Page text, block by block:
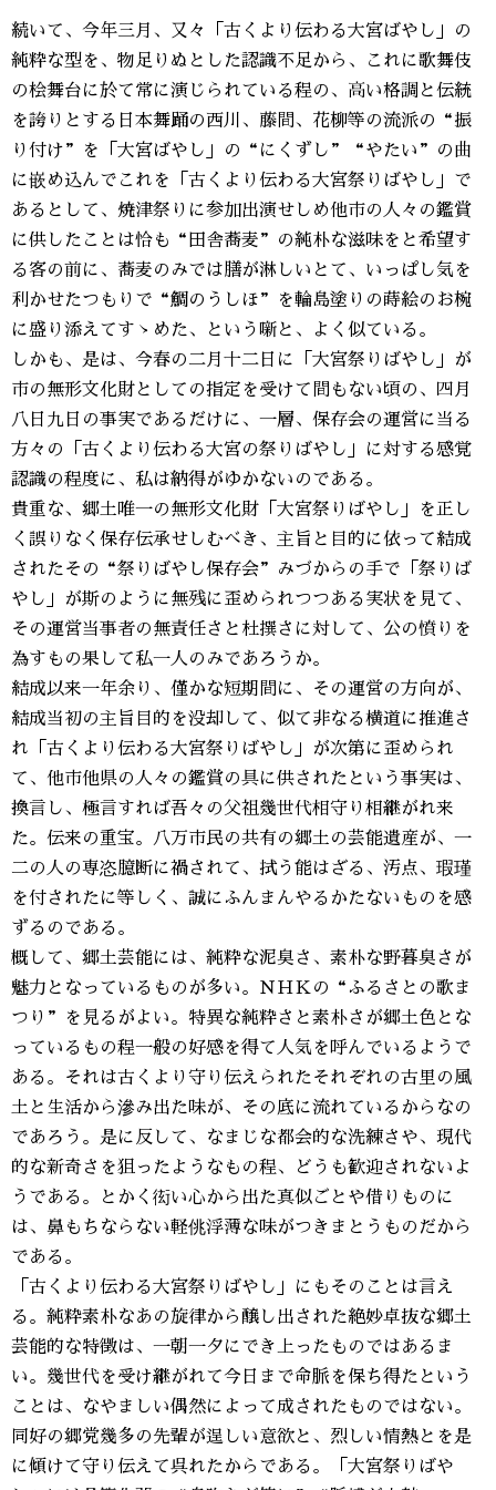
続いて、今年三月、又々「古くより伝わる大宮ばやし」の
純粋な型を、物足りぬとした認識不足から、これに歌舞伎
の桧舞台に於て常に演じられている程の、高い格調と伝統
を誇りとする日本舞踊の西川、藤間、花柳等の流派の“振
り付け”を「大宮ばやし」の“にくずし”“やたい”の曲
に嵌め込んでこれを「古くより伝わる大宮祭りばやし」で
あるとして、焼津祭りに参加出演せしめ他市の人々の鑑賞
に供したことは恰も“田舎蕎麦”の純朴な滋味をと希望す
る客の前に、蕎麦のみでは膳が淋しいとて、いっぱし気を
利かせたつもりで“鯛のうしほ”を輪島塗りの蒔絵のお椀
に盛り添えてすゝめた、という噺と、よく似ている。
しかも、是は、今春の二月十二日に「大宮祭りばやし」が
市の無形文化財としての指定を受けて間もない頃の、四月
八日九日の事実であるだけに、一層、保存会の運営に当る
方々の「古くより伝わる大宮の祭りばやし」に対する感覚
認識の程度に、私は納得がゆかないのである。
貴重な、郷土唯一の無形文化財「大宮祭りばやし」を正し
く誤りなく保存伝承せしむべき、主旨と目的に依って結成
されたその“祭りばやし保存会”みづからの手で「祭りば
やし」が斯のように無残に歪められつつある実状を見て、
その運営当事者の無責任さと杜撰さに対して、公の憤りを
為すもの果して私一人のみであろうか。
結成以来一年余り、僅かな短期間に、その運営の方向が、
結成当初の主旨目的を没却して、似て非なる横道に推進さ
れ「古くより伝わる大宮祭りばやし」が次第に歪められ
て、他市他県の人々の鑑賞の具に供されたという事実は、
換言し、極言すれば吾々の父祖幾世代相守り相継がれ来
た。伝来の重宝。八万市民の共有の郷土の芸能遺産が、一
二の人の専恣臆断に禍されて、拭う能はざる、汚点、瑕瑾
を付されたに等しく、誠にふんまんやるかたないものを感
ずるのである。
概して、郷土芸能には、純粋な泥臭さ、素朴な野暮臭さが
魅力となっているものが多い。ＮＨＫの“ふるさとの歌ま
つり”を見るがよい。特異な純粋さと素朴さが郷土色とな
っているもの程一般の好感を得て人気を呼んでいるようで
ある。それは古くより守り伝えられたそれぞれの古里の風
土と生活から滲み出た味が、その底に流れているからなの
であろう。是に反して、なまじな都会的な洗練さや、現代
的な新奇さを狙ったようなもの程、どうも歓迎されないよ
うである。とかく衒い心から出た真似ごとや借りものに
は、鼻もちならない軽佻浮薄な味がつきまとうものだから
である。
「古くより伝わる大宮祭りばやし」にもそのことは言え
る。純粋素朴なあの旋律から醸し出された絶妙卓抜な郷土
芸能的な特徴は、一朝一夕にでき上ったものではあるま
い。幾世代を受け継がれて今日まで命脈を保ち得たという
ことは、なやましい偶然によって成されたものではない。
同好の郷党幾多の先輩が逞しい意欲と、烈しい情熱とを是
に傾けて守り伝えて呉れたからである。「大宮祭りばや